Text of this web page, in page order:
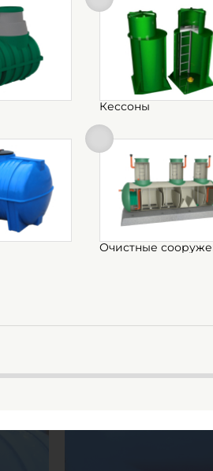
Кессоны
Очистные